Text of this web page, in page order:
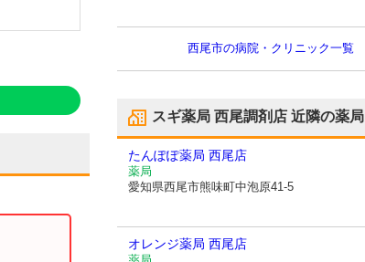
西尾市の病院・クリニック一覧
スギ薬局 西尾調剤店 近隣の薬局
たんぽぽ薬局 西尾店
薬局
愛知県西尾市熊味町中泡原41-5
オレンジ薬局 西尾店